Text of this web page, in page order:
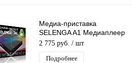
Медиа-приставка
SELENGA A1 Медиаплеер
Smart tv IPTV приставка
4K
2 775 руб. / шт
Подробнее